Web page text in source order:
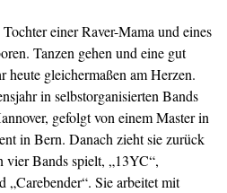
einer Raver-Mama und eines
Tanzen gehen und eine gut
heute gleichermaßen am Herzen.
in selbstorganisierten Bands
gefolgt von einem Master in
in Bern. Danach zieht sie zurück
Bands spielt, „13YC“,
„Carebender“. Sie arbeitet mit